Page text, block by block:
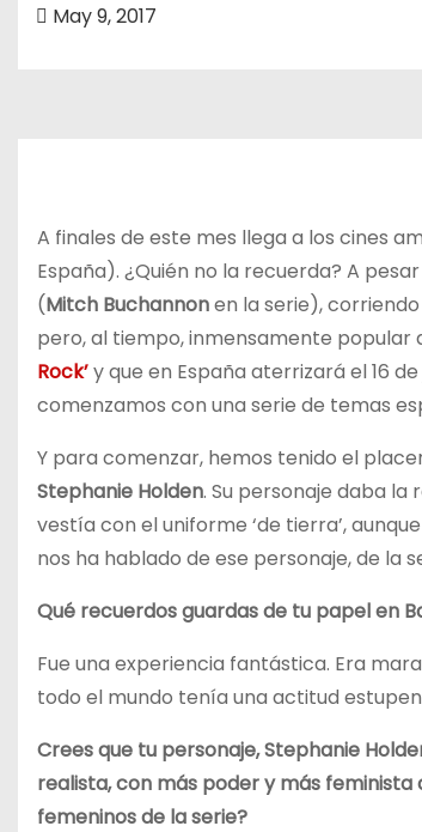
May 9, 2017
A finales de este mes llega a los cines
España). ¿Quién no la recuerda? A
(Mitch Buchannonen la serie),
pero, al tiempo, inmensamente popular
Rock’y que en España aterrizará el 16
comenzamos con una serie de temas
Y para comenzar, hemos tenido el
Stephanie Holden. Su personaje daba la
vestía con el uniforme ‘de tierra’,
nos ha hablado de ese personaje, de la
Qué recuerdos guardas de tu papel en
Fue una experiencia fantástica. Era
todo el mundo tenía una actitud
Crees que tu personaje, Stephanie
realista, con más poder y más feminista
femeninos de la serie?